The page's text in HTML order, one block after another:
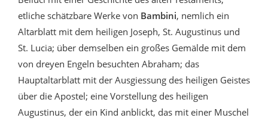
etliche schätzbare Werke von Bambini, nemlich ein
Altarblatt mit dem heiligen Joseph, St. Augustinus und
St. Lucia; über demselben ein großes Gemälde mit dem
von dreyen Engeln besuchten Abraham; das
Hauptaltarblatt mit der Ausgiessung des heiligen Geistes
über die Apostel; eine Vorstellung des heiligen
Augustinus, der ein Kind anblickt, das mit einer Muschel